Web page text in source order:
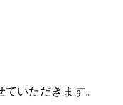
いただきます。